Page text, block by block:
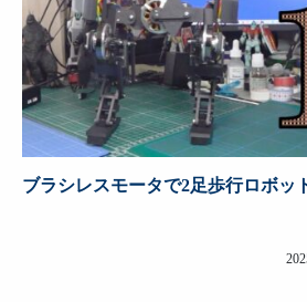
ブラシレスモータで2足歩行ロボッ